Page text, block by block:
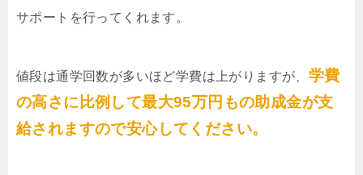
サポートを行ってくれます。
値段は通学回数が多いほど学費は上がりますが、 学費
の高さに比例して最大95万円もの助成金が支
給されますので安心してください。